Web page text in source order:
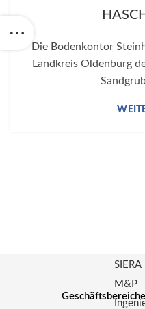
Die Bodenkontor
Landkreis Oldenburg
Geschäftsbereiche
SIERA
M&P